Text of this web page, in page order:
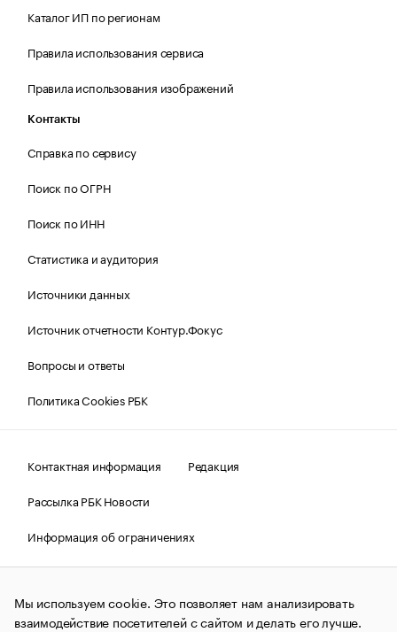
Каталог ИП по регионам
Правила использования сервиса
Правила использования изображений
Контакты
Справка по сервису
Поиск по ОГРН
Поиск по ИНН
Статистика и аудитория
Источники данных
Источник отчетности Контур.Фокус
Вопросы и ответы
Политика Cookies РБК
Контактная информация
Редакция
Рассылка РБК Новости
Информация об ограничениях
Правовая информация
О соблюдении авторских прав
© АО «РОСБИЗНЕСКОНСАЛТИНГ»,1995–2026.Сообщения
и материалы информационного агентства «РБК»
Мы используем cookie. Это позволяет нам анализировать
взаимодействие посетителей с сайтом и делать его лучше.